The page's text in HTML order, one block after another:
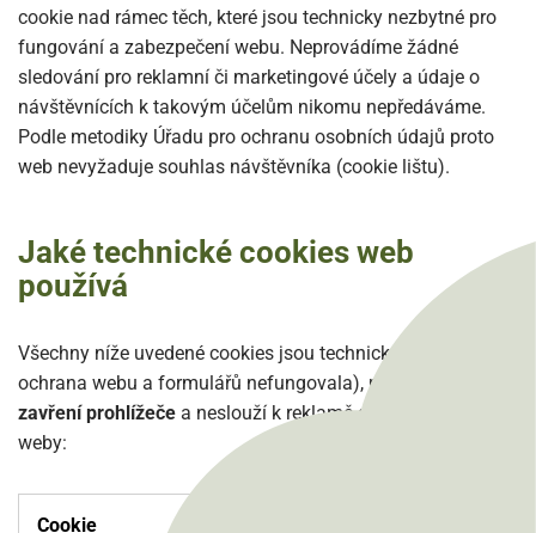
cookie nad rámec těch, které jsou technicky nezbytné pro
fungování a zabezpečení webu. Neprovádíme žádné
sledování pro reklamní či marketingové účely a údaje o
návštěvnících k takovým účelům nikomu nepředáváme.
Podle metodiky Úřadu pro ochranu osobních údajů proto
web nevyžaduje souhlas návštěvníka (cookie lištu).
Jaké technické cookies web
používá
Všechny níže uvedené cookies jsou technické (bez nich by
ochrana webu a formulářů nefungovala), platí
zavření prohlížeče a neslouží k reklamě ani sledování mezi
weby: